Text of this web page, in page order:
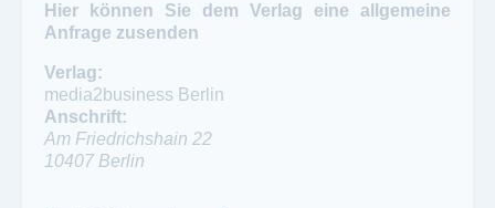
Hier können Sie dem Verlag eine allgemeine
Anfrage zusenden
Verlag:
media2business Berlin
Anschrift:
Am Friedrichshain 22
10407 Berlin